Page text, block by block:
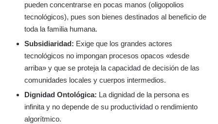
pueden concentrarse en pocas manos (oligopolios
tecnológicos), pues son bienes destinados al beneficio de
toda la familia humana.
Subsidiaridad: Exige que los grandes actores
tecnológicos no impongan procesos opacos «desde
arriba» y que se proteja la capacidad de decisión de las
comunidades locales y cuerpos intermedios.
Dignidad Ontológica: La dignidad de la persona es
infinita y no depende de su productividad o rendimiento
algorítmico.